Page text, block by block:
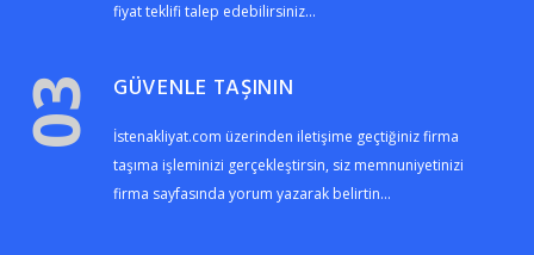
fiyat teklifi talep edebilirsiniz...
03 GÜVENLE TAŞININ
İstenakliyat.com üzerinden iletişime geçtiğiniz firma
taşıma işleminizi gerçekleştirsin, siz memnuniyetinizi
firma sayfasında yorum yazarak belirtin...